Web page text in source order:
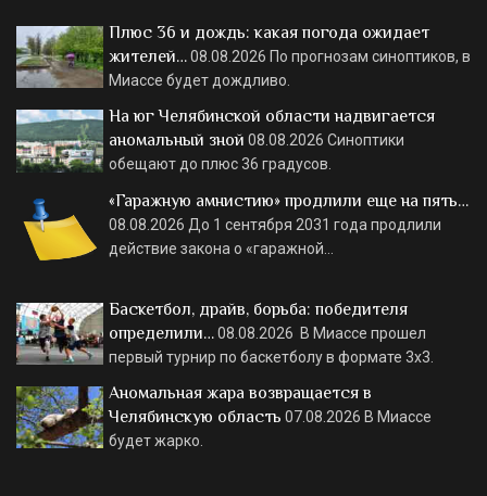
Плюс 36 и дождь: какая погода ожидает
жителей…08.08.2026 По прогнозам синоптиков, в
Миассе будет дождливо.
На юг Челябинской области надвигается
аномальный зной 08.08.2026 Синоптики
обещают до плюс 36 градусов.
«Гаражную амнистию» продлили еще на пять…
08.08.2026 До 1 сентября 2031 года продлили
действие закона о «гаражной…
Баскетбол, драйв, борьба: победителя
определили…08.08.2026 В Миассе прошел
первый турнир по баскетболу в формате 3х3.
Аномальная жара возвращается в
Челябинскую область 07.08.2026 В Миассе
будет жарко.